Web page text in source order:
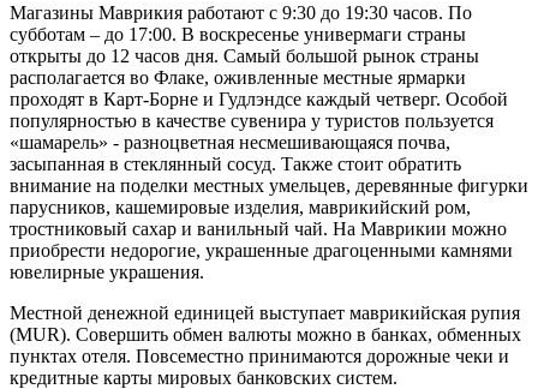
Магазины Маврикия работают с 9:30 до 19:30 часов. По
субботам – до 17:00. В воскресенье универмаги страны
открыты до 12 часов дня. Самый большой рынок страны
располагается во Флаке, оживленные местные ярмарки
проходят в Карт-Борне и Гудлэндсе каждый четверг. Особой
популярностью в качестве сувенира у туристов пользуется
«шамарель» - разноцветная несмешивающаяся почва,
засыпанная в стеклянный сосуд. Также стоит обратить
внимание на поделки местных умельцев, деревянные фигурки
парусников, кашемировые изделия, маврикийский ром,
тростниковый сахар и ванильный чай. На Маврикии можно
приобрести недорогие, украшенные драгоценными камнями
ювелирные украшения.
Местной денежной единицей выступает маврикийская рупия
(MUR). Совершить обмен валюты можно в банках, обменных
пунктах отеля. Повсеместно принимаются дорожные чеки и
кредитные карты мировых банковских систем.